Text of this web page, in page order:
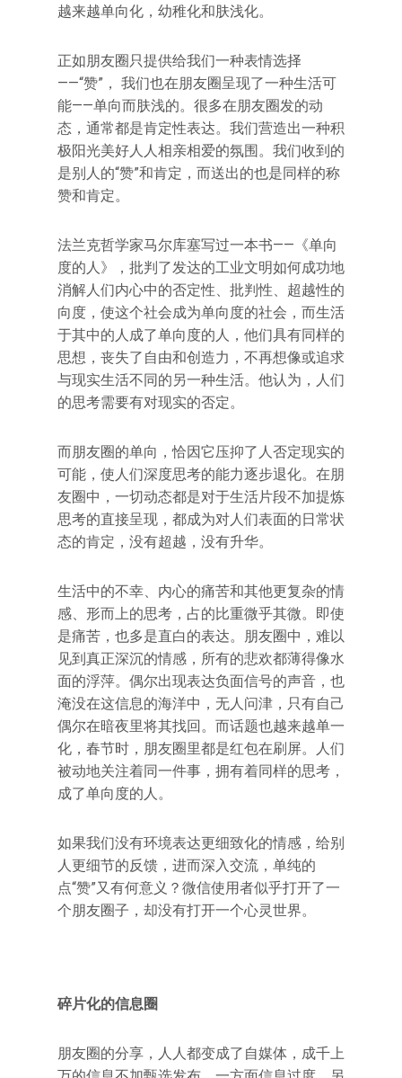
越来越单向化，幼稚化和肤浅化。
正如朋友圈只提供给我们一种表情选择
——“赞”， 我们也在朋友圈呈现了一种生活可
能——单向而肤浅的。很多在朋友圈发的动
态，通常都是肯定性表达。我们营造出一种积
极阳光美好人人相亲相爱的氛围。我们收到的
是别人的“赞”和肯定，而送出的也是同样的称
赞和肯定。
法兰克哲学家马尔库塞写过一本书——《单向
度的人》，批判了发达的工业文明如何成功地
消解人们内心中的否定性、批判性、超越性的
向度，使这个社会成为单向度的社会，而生活
于其中的人成了单向度的人，他们具有同样的
思想，丧失了自由和创造力，不再想像或追求
与现实生活不同的另一种生活。他认为，人们
的思考需要有对现实的否定。
而朋友圈的单向，恰因它压抑了人否定现实的
可能，使人们深度思考的能力逐步退化。在朋
友圈中，一切动态都是对于生活片段不加提炼
思考的直接呈现，都成为对人们表面的日常状
态的肯定，没有超越，没有升华。
生活中的不幸、内心的痛苦和其他更复杂的情
感、形而上的思考，占的比重微乎其微。即使
是痛苦，也多是直白的表达。朋友圈中，难以
见到真正深沉的情感，所有的悲欢都薄得像水
面的浮萍。偶尔出现表达负面信号的声音，也
淹没在这信息的海洋中，无人问津，只有自己
偶尔在暗夜里将其找回。而话题也越来越单一
化，春节时，朋友圈里都是红包在刷屏。人们
被动地关注着同一件事，拥有着同样的思考，
成了单向度的人。
如果我们没有环境表达更细致化的情感，给别
人更细节的反馈，进而深入交流，单纯的
点“赞”又有何意义？微信使用者似乎打开了一
个朋友圈子，却没有打开一个心灵世界。
碎片化的信息圈
朋友圈的分享，人人都变成了自媒体，成千上